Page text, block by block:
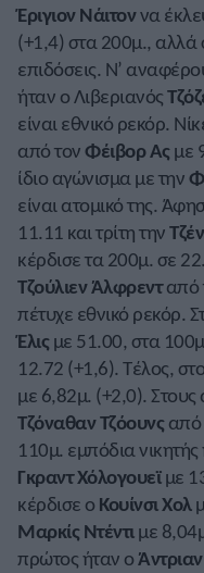
Έριγιον Νάιτοννα
(+1,4) στα 200μ., αλλά
επιδόσεις. Ν’
ήταν ο Λιβεριανός
είναι εθνικό ρεκόρ.
από τονΦέιβορ Αςμε
ίδιο αγώνισμα με την
είναι ατομικό της.
11.11 και τρίτη την
κέρδισε τα 200μ. σε
Τζούλιεν Άλφρενταπό
πέτυχε εθνικό ρεκόρ.
Έλιςμε 51.00, στα
12.72 (+1,6). Τέλος,
με 6,82μ. (+2,0).
Τζόναθαν Τζόουνςαπό
110μ. εμπόδια
Γκραντ Χόλογουεϊμε
κέρδισε ο Κουίνσι Χολ
Μαρκίς Ντέντιμε
πρώτος ήταν ο